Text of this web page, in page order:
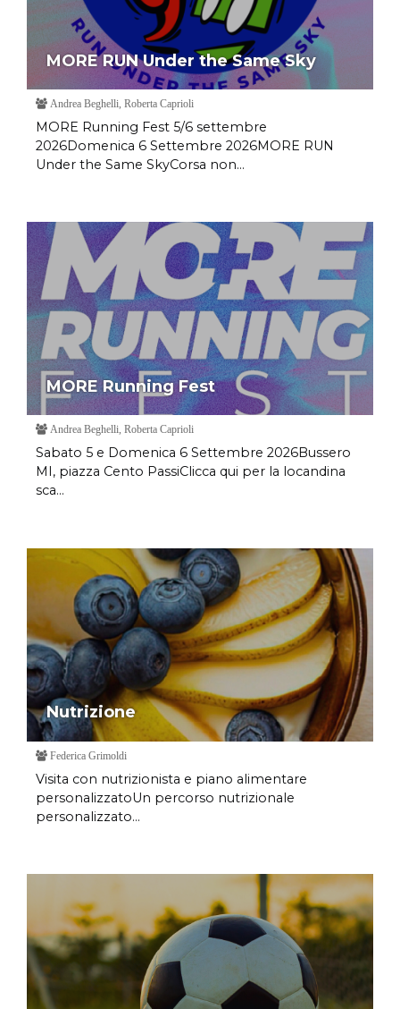
MORE RUN Under the Same Sky
Andrea Beghelli, Roberta Caprioli
MORE Running Fest 5/6 settembre
2026Domenica 6 Settembre 2026MORE RUN
Under the Same SkyCorsa non...
MORE Running Fest
Andrea Beghelli, Roberta Caprioli
Sabato 5 e Domenica 6 Settembre 2026Bussero
MI, piazza Cento PassiClicca qui per la locandina
sca...
Nutrizione
Federica Grimoldi
Visita con nutrizionista e piano alimentare
personalizzatoUn percorso nutrizionale
personalizzato...